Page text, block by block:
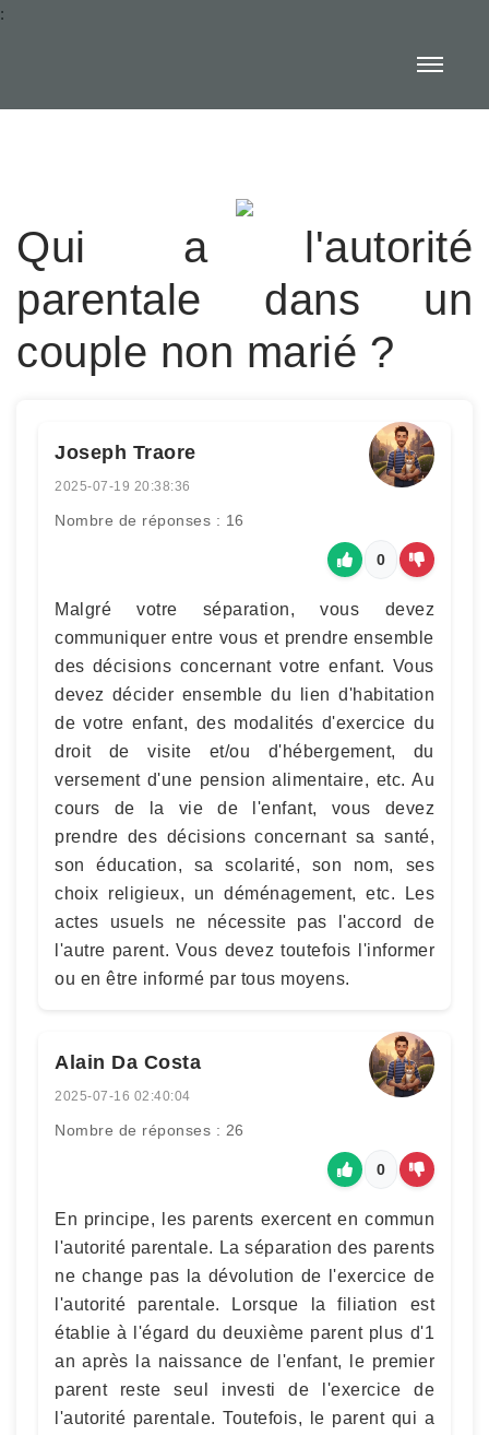
:
Qui a l'autorité
parentale dans un
couple non marié ?
Joseph Traore
2025-07-19 20:38:36
Nombre de réponses : 16
0
Malgré votre séparation, vous devez
communiquer entre vous et prendre ensemble
des décisions concernant votre enfant. Vous
devez décider ensemble du lien d'habitation
de votre enfant, des modalités d'exercice du
droit de visite et/ou d'hébergement, du
versement d'une pension alimentaire, etc. Au
cours de la vie de l'enfant, vous devez
prendre des décisions concernant sa santé,
son éducation, sa scolarité, son nom, ses
choix religieux, un déménagement, etc. Les
actes usuels ne nécessite pas l'accord de
l'autre parent. Vous devez toutefois l'informer
ou en être informé par tous moyens.
Alain Da Costa
2025-07-16 02:40:04
Nombre de réponses : 26
0
En principe, les parents exercent en commun
l'autorité parentale. La séparation des parents
ne change pas la dévolution de l'exercice de
l'autorité parentale. Lorsque la filiation est
établie à l'égard du deuxième parent plus d'1
an après la naissance de l'enfant, le premier
parent reste seul investi de l'exercice de
l'autorité parentale. Toutefois, le parent qui a